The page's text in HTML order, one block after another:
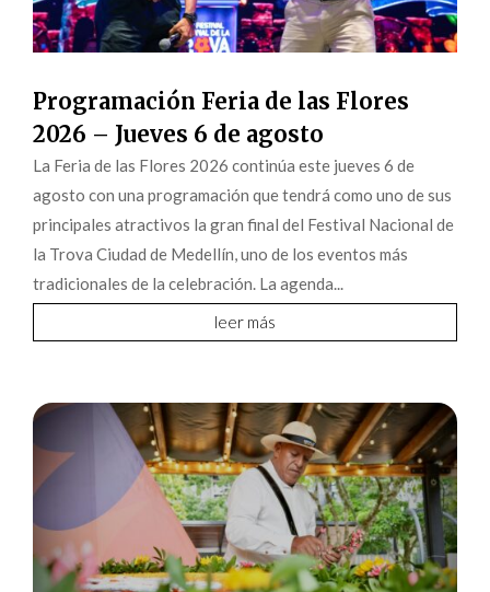
Programación Feria de las Flores
2026 – Jueves 6 de agosto
La Feria de las Flores 2026 continúa este jueves 6 de
agosto con una programación que tendrá como uno de sus
principales atractivos la gran final del Festival Nacional de
la Trova Ciudad de Medellín, uno de los eventos más
tradicionales de la celebración. La agenda...
leer más